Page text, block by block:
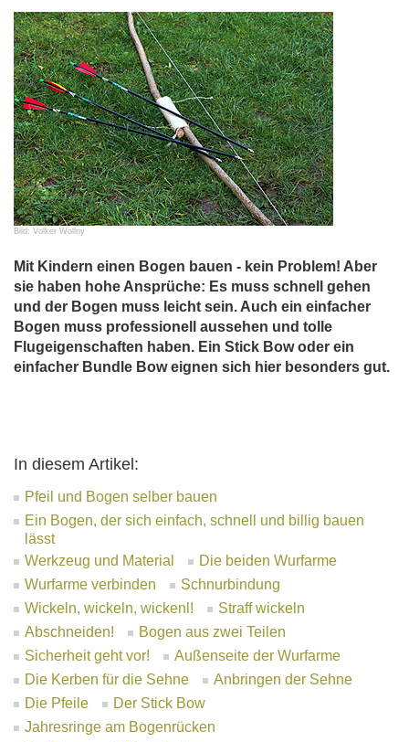
Bild: Volker Wollny
Mit Kindern einen Bogen bauen - kein Problem! Aber
sie haben hohe Ansprüche: Es muss schnell gehen
und der Bogen muss leicht sein. Auch ein einfacher
Bogen muss professionell aussehen und tolle
Flugeigenschaften haben. Ein Stick Bow oder ein
einfacher Bundle Bow eignen sich hier besonders gut.
In diesem Artikel:
Pfeil und Bogen selber bauen
Ein Bogen, der sich einfach, schnell und billig bauen
lässt
Werkzeug und Material
Die beiden Wurfarme
Wurfarme verbinden
Schnurbindung
Wickeln, wickeln, wickenl!
Straff wickeln
Abschneiden!
Bogen aus zwei Teilen
Sicherheit geht vor!
Außenseite der Wurfarme
Die Kerben für die Sehne
Anbringen der Sehne
Die Pfeile
Der Stick Bow
Jahresringe am Bogenrücken